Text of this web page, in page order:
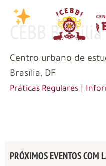
CEBB Brasília
Centro urbano de
Brasília, DF
Práticas Regulares
PRÓXIMOS EVENTOS COM